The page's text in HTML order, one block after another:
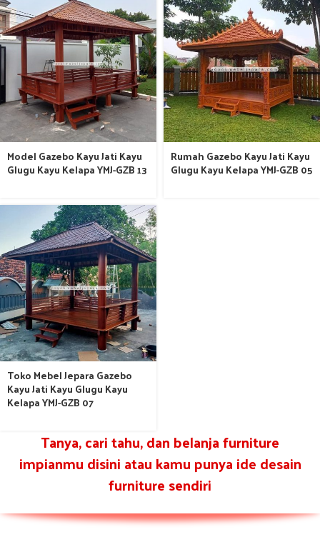
Model Gazebo Kayu Jati Kayu
Glugu Kayu Kelapa YMJ-GZB 13
Rumah Gazebo Kayu Jati Kayu
Glugu Kayu Kelapa YMJ-GZB 05
Toko Mebel Jepara Gazebo
Kayu Jati Kayu Glugu Kayu
Kelapa YMJ-GZB 07
Tanya, cari tahu, dan belanja furniture
impianmu disini atau kamu punya ide desain
furniture sendiri